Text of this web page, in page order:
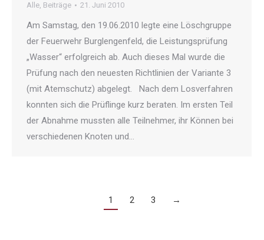
Alle, Beiträge 21. Juni 2010
Am Samstag, den 19.06.2010 legte eine Löschgruppe
der Feuerwehr Burglengenfeld, die Leistungsprüfung
„Wasser“ erfolgreich ab. Auch dieses Mal wurde die
Prüfung nach den neuesten Richtlinien der Variante 3
(mit Atemschutz) abgelegt. Nach dem Losverfahren
konnten sich die Prüflinge kurz beraten. Im ersten Teil
der Abnahme mussten alle Teilnehmer, ihr Können bei
verschiedenen Knoten und…
1 2 3 →